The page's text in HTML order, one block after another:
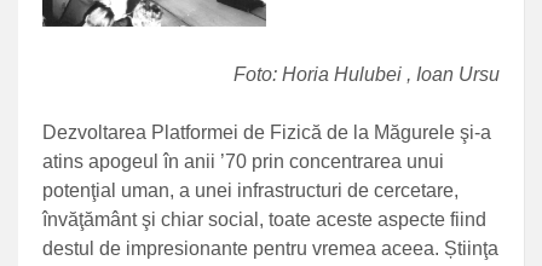
Foto: Horia Hulubei , Ioan Ursu
Dezvoltarea Platformei de Fizică de la Măgurele şi-a
atins apogeul în anii ’70 prin concentrarea unui
potenţial uman, a unei infrastructuri de cercetare,
învăţământ şi chiar social, toate aceste aspecte fiind
destul de impresionante pentru vremea aceea. Știinţa